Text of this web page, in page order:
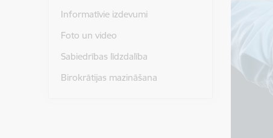
Informatīvie izdevumi
Foto un video
Sabiedrības līdzdalība
Birokrātijas mazināšana